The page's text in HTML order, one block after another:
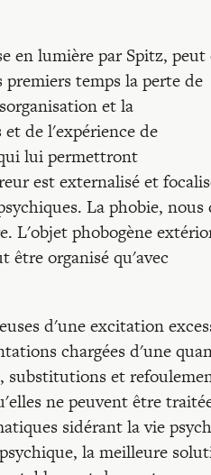
en lumière par Spitz, peut
temps la perte de
et la
de l'expérience de
lui permettront
est externalisé et
La phobie,
L'objet phobogène
organisé qu'avec
d'une excitation
chargées d'une
substitutions et
ne peuvent être
sidérant la vie
la meilleure